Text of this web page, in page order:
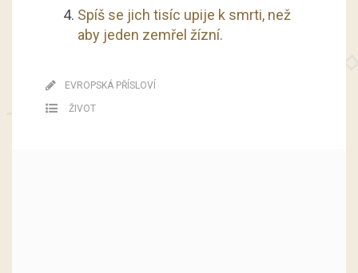
Spíš se jich tisíc upije k smrti, než
aby jeden zemřel žízní.
EVROPSKÁ PŘÍSLOVÍ
ŽIVOT